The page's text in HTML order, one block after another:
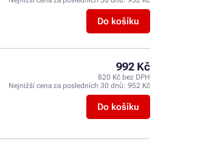
Do košíku
992 Kč
820 Kč bez DPH
Nejnižší cena za posledních 30 dnů: 952 Kč
Do košíku